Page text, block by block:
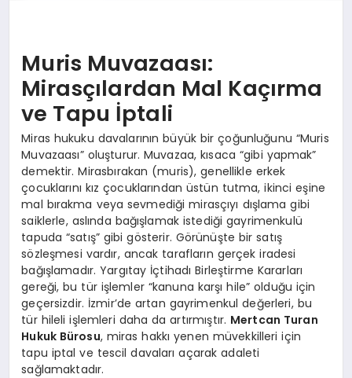
Muris Muvazaası:
Mirasçılardan Mal Kaçırma
ve Tapu İptali
Miras hukuku davalarının büyük bir çoğunluğunu “Muris
Muvazaası” oluşturur. Muvazaa, kısaca “gibi yapmak”
demektir. Mirasbırakan (muris), genellikle erkek
çocuklarını kız çocuklarından üstün tutma, ikinci eşine
mal bırakma veya sevmediği mirasçıyı dışlama gibi
saiklerle, aslında bağışlamak istediği gayrimenkulü
tapuda “satış” gibi gösterir. Görünüşte bir satış
sözleşmesi vardır, ancak tarafların gerçek iradesi
bağışlamadır. Yargıtay İçtihadı Birleştirme Kararları
gereği, bu tür işlemler “kanuna karşı hile” olduğu için
geçersizdir. İzmir’de artan gayrimenkul değerleri, bu
tür hileli işlemleri daha da artırmıştır. Mertcan Turan
Hukuk Bürosu, miras hakkı yenen müvekkilleri için
tapu iptal ve tescil davaları açarak adaleti
sağlamaktadır.